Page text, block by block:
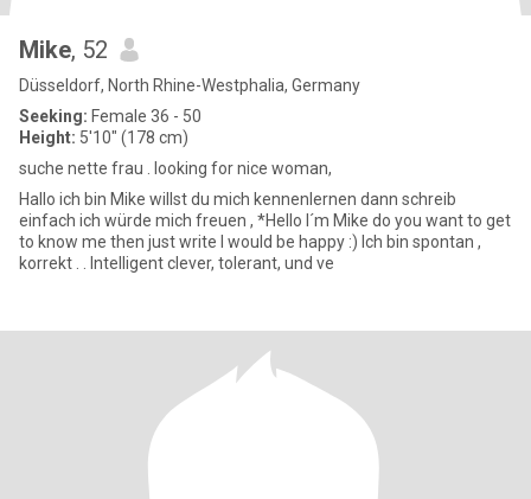
Mike, 52
Düsseldorf, North Rhine-Westphalia, Germany
Seeking: Female 36 - 50
Height: 5'10" (178 cm)
suche nette frau . looking for nice woman,
Hallo ich bin Mike willst du mich kennenlernen dann schreib
einfach ich würde mich freuen , *Hello I´m Mike do you want to get
to know me then just write I would be happy :) Ich bin spontan ,
korrekt . . Intelligent clever, tolerant, und ve